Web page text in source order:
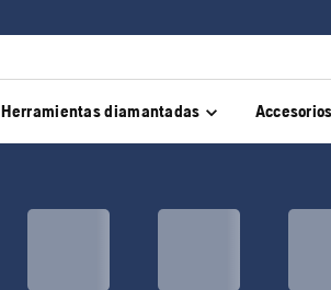
Herramientas diamantadas Accesorios